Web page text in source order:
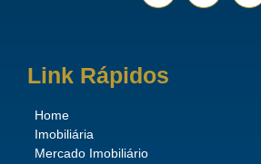
Link Rápidos
Home
Imobiliária
Mercado Imobiliário